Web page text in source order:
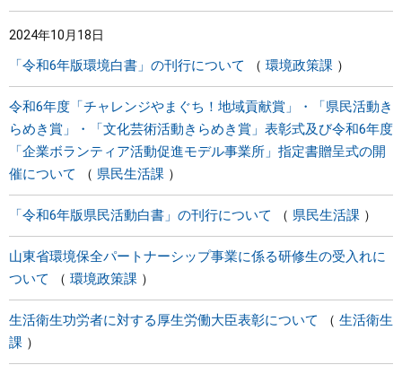
2024年10月18日
「令和6年版環境白書」の刊行について 環境政策課
令和6年度「チャレンジやまぐち！地域貢献賞」・「県民活動き
らめき賞」・「文化芸術活動きらめき賞」表彰式及び令和6年度
「企業ボランティア活動促進モデル事業所」指定書贈呈式の開
催について
県民生活課
「令和6年版県民活動白書」の刊行について 県民生活課
山東省環境保全パートナーシップ事業に係る研修生の受入れに
ついて
環境政策課
生活衛生功労者に対する厚生労働大臣表彰について
生活衛生
課